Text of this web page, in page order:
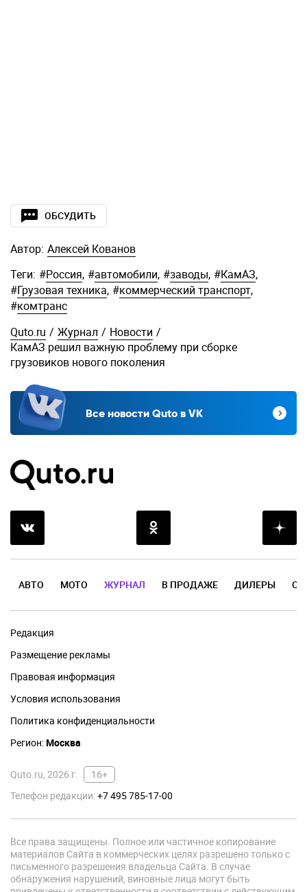
ОБСУДИТЬ
Автор: Алексей Кованов
Теги: #Россия, #автомобили, #заводы, #КамАЗ,
#Грузовая техника, #коммерческий транспорт,
#комтранс
Quto.ru / Журнал / Новости /
КамАЗ решил важную проблему при сборке
грузовиков нового поколения
Все новости Quto в VK
АВТО МОТО ЖУРНАЛ В ПРОДАЖЕ ДИЛЕРЫ
Редакция
Размещение рекламы
Правовая информация
Условия использования
Политика конфиденциальности
Регион:Москва
Quto.ru, 2026 г.
16+
Телефон редакции:+7 495 785-17-00
Все права защищены. Полное или частичное копирование
материалов Сайта в коммерческих целях разрешено только с
письменного разрешения владельца Сайта. В случае
обнаружения нарушений, виновные лица могут быть